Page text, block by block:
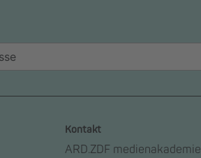
Kontakt
ARD.ZDF medienakademie